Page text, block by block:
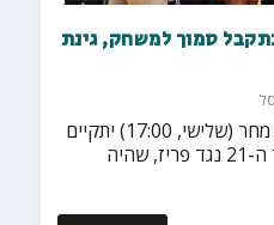
סמוך למשחק, גינת
‏ הודעת הפועל תל אביב: מחר (שלישי, 17:00) יתקיים
המשחק הדחוי מהמחזור ה-21 נגד פריז, שהיה